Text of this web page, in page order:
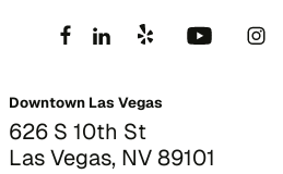
Downtown Las Vegas
626 S 10th St
Las Vegas, NV 89101